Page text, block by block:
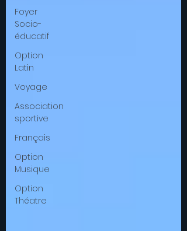
Foyer
Socio-
éducatif
Option
Latin
Voyage
Association
sportive
Français
Option
Musique
Option
Théatre